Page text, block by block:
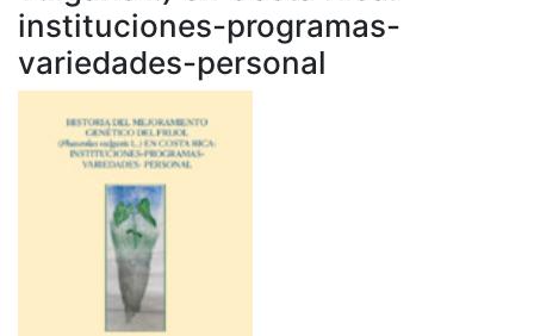
instituciones-programas-
variedades-personal